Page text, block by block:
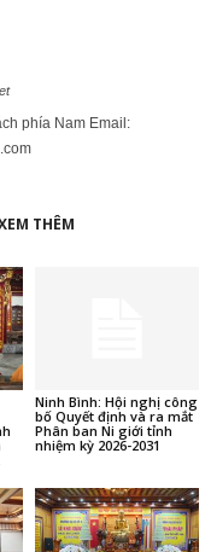
phía Nam Email:
THÊM
Ninh Bình: Hội nghị công
bố Quyết định và ra mắt
Phân ban Ni giới tỉnh
nhiệm kỳ 2026-2031